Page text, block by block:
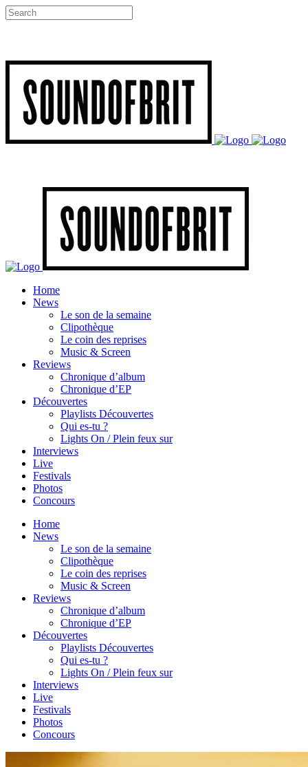
Home
News
Le son de la semaine
Clipothèque
Le coin des reprises
Music & Screen
Reviews
Chronique d’album
Chronique d’EP
Découvertes
Playlists Découvertes
Qui es-tu ?
Lights On / Plein feux sur
Interviews
Live
Festivals
Photos
Concours
Home
News
Le son de la semaine
Clipothèque
Le coin des reprises
Music & Screen
Reviews
Chronique d’album
Chronique d’EP
Découvertes
Playlists Découvertes
Qui es-tu ?
Lights On / Plein feux sur
Interviews
Live
Festivals
Photos
Concours